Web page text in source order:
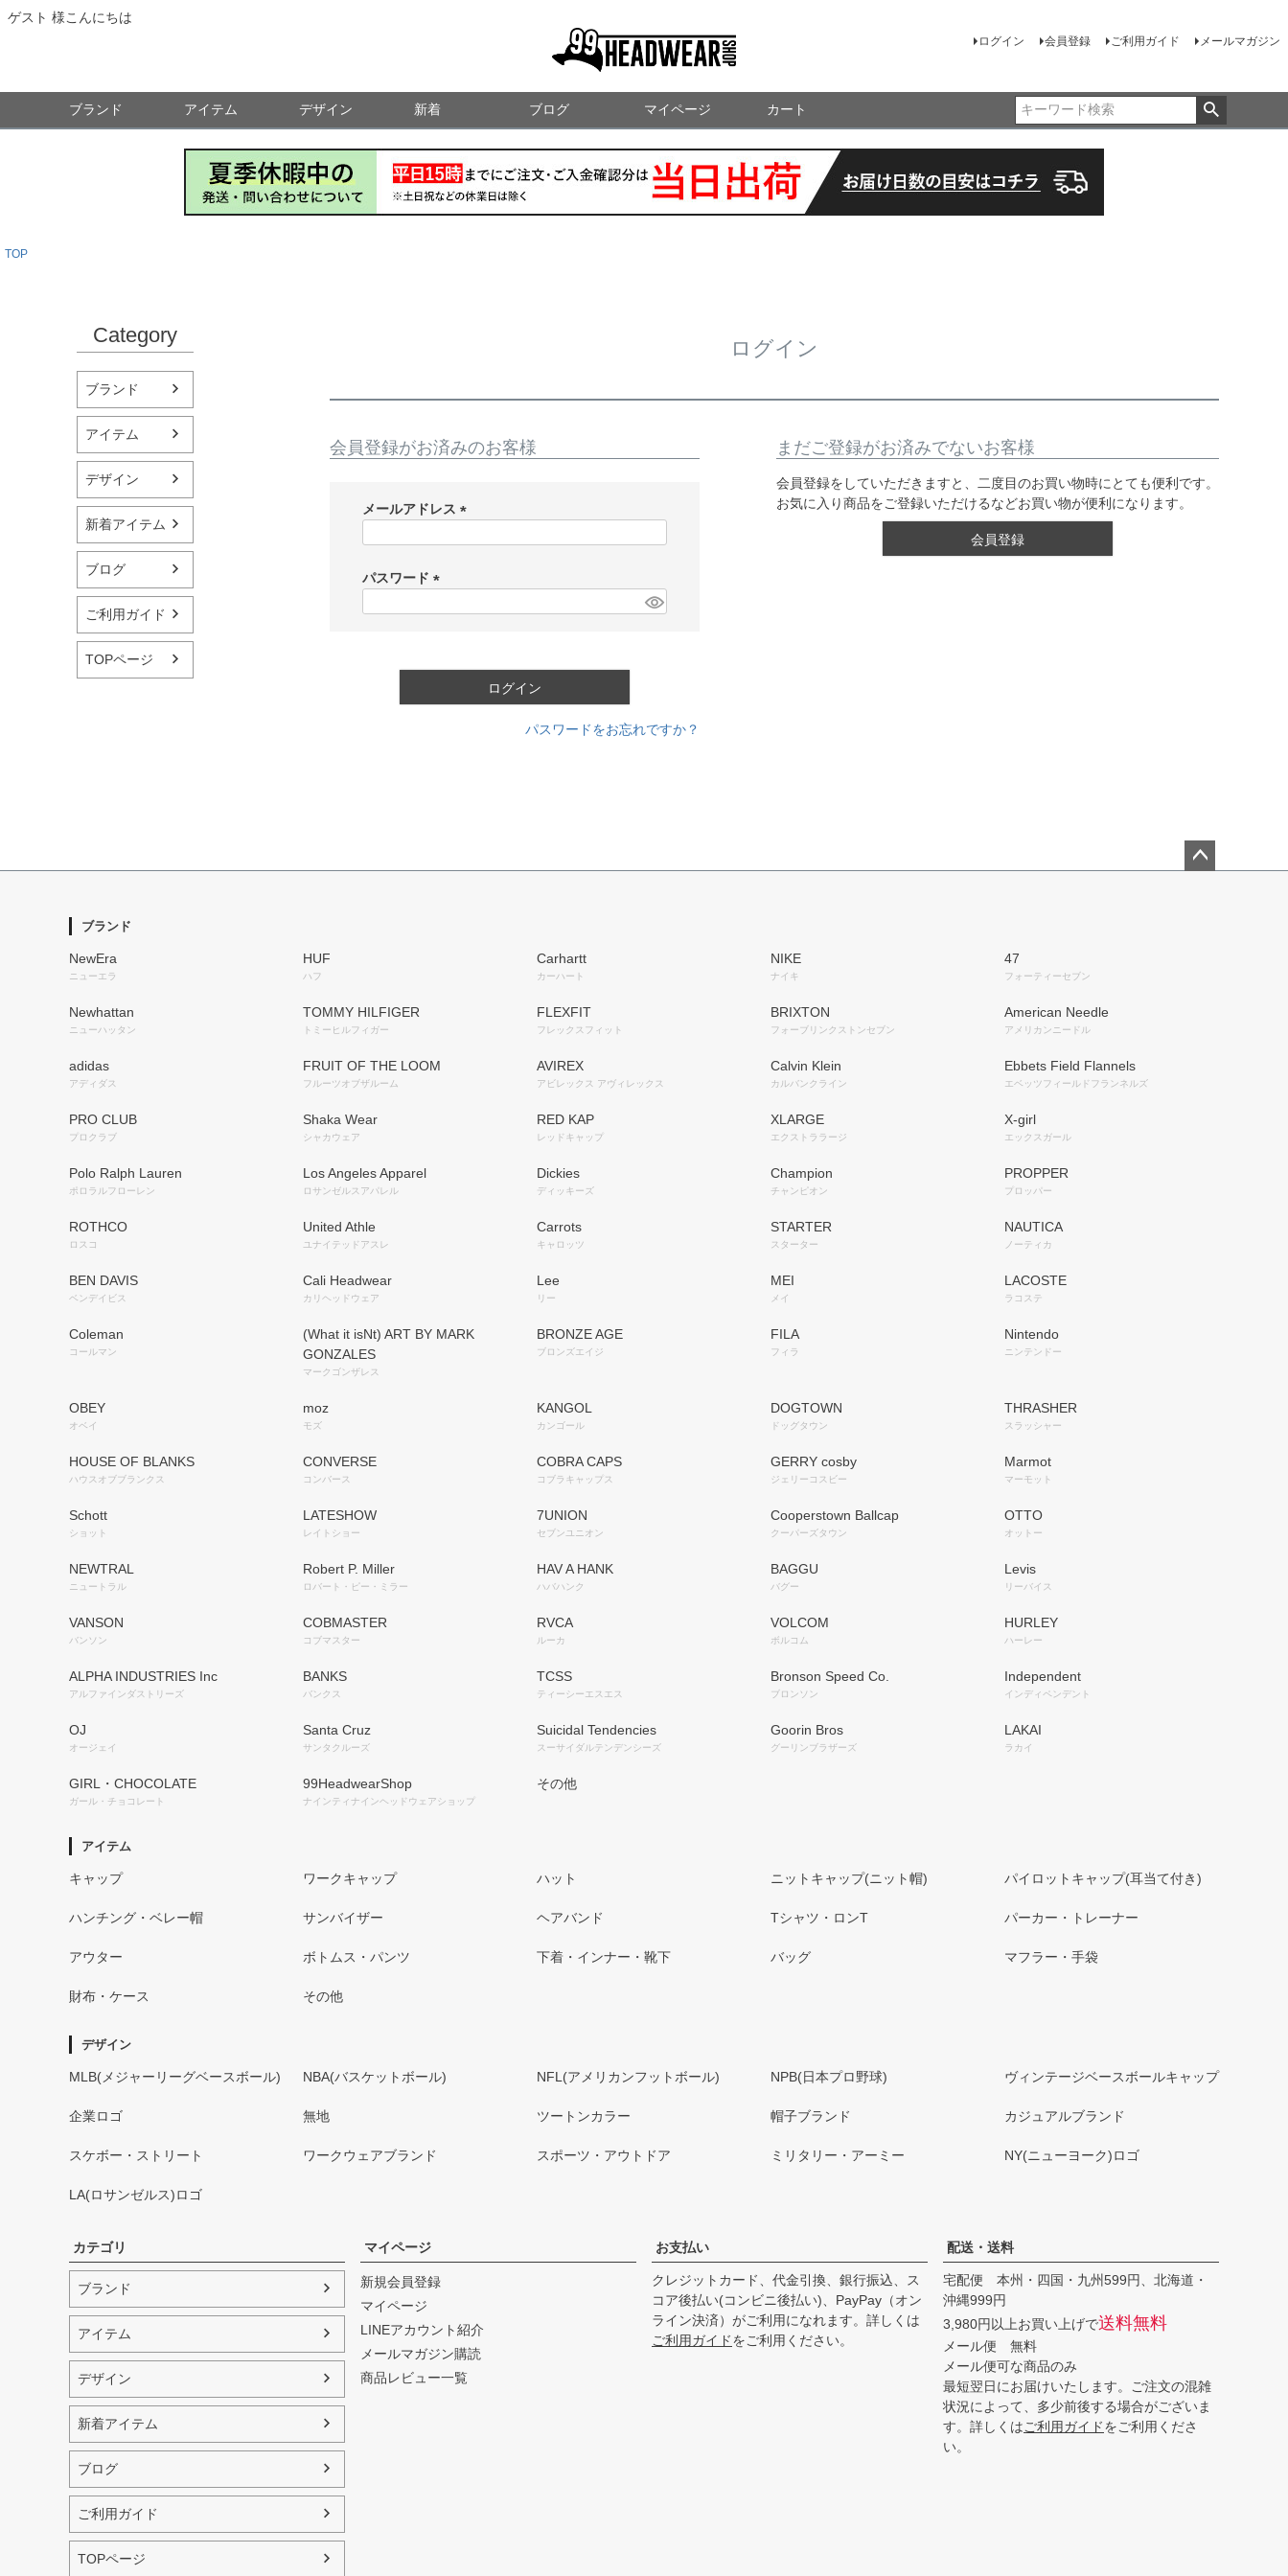
ゲスト 様こんにちは
99HEADWEARSHOP
ログイン 会員登録 ご利用ガイド メールマガジン
ブランド アイテム デザイン 新着 ブログ マイページ カート
TOP
Category
ブランド
アイテム
デザイン
新着アイテム
ブログ
ご利用ガイド
TOPページ
ログイン
会員登録がお済みのお客様
メールアドレス
)
パスワード
ログイン
パスワードをお忘れですか？
まだご登録がお済みでないお客様
会員登録をしていただきますと、二度目のお買い物時にとても便利です。
お気に入り商品をご登録いただけるなどお買い物が便利になります。
会員登録
ブランド
NewEra
ニューエラ
HUF
ハフ
Carhartt
カーハート
NIKE
ナイキ
47
フォーティーセブン
Newhattan
ニューハッタン
TOMMY HILFIGER
トミーヒルフィガー
FLEXFIT
フレックスフィット
BRIXTON
フォーブリンクストンセブン
American Needle
アメリカンニードル
adidas
アディダス
FRUIT OF THE LOOM
フルーツオブザルーム
AVIREX
アビレックス アヴィレックス
Calvin Klein
カルバンクライン
Ebbets Field Flannels
エベッツフィールドフランネルズ
PRO CLUB
プロクラブ
Shaka Wear
シャカウェア
RED KAP
レッドキャップ
XLARGE
エクストララージ
X-girl
エックスガール
Polo Ralph Lauren
ポロラルフローレン
Los Angeles Apparel
ロサンゼルスアパレル
Dickies
ディッキーズ
Champion
チャンピオン
PROPPER
プロッパー
ROTHCO
ロスコ
United Athle
ユナイテッドアスレ
Carrots
キャロッツ
STARTER
スターター
NAUTICA
ノーティカ
BEN DAVIS
ベンデイビス
Cali Headwear
カリヘッドウェア
Lee
リー
MEI
メイ
LACOSTE
ラコステ
Coleman
コールマン
(What it isNt) ART BY MARK
GONZALES
マークゴンザレス
BRONZE AGE
ブロンズエイジ
FILA
フィラ
Nintendo
ニンテンドー
OBEY
オベイ
moz
モズ
KANGOL
カンゴール
DOGTOWN
ドッグタウン
THRASHER
スラッシャー
HOUSE OF BLANKS
ハウスオブブランクス
CONVERSE
コンバース
COBRA CAPS
コブラキャップス
GERRY cosby
ジェリーコスビー
Marmot
マーモット
Schott
ショット
LATESHOW
レイトショー
7UNION
セブンユニオン
Cooperstown Ballcap
クーパーズタウン
OTTO
オットー
NEWTRAL
ニュートラル
Robert P. Miller
ロバート・ピー・ミラー
HAV A HANK
ハバハンク
BAGGU
バグー
Levis
リーバイス
VANSON
バンソン
COBMASTER
コブマスター
RVCA
ルーカ
VOLCOM
ボルコム
HURLEY
ハーレー
ALPHA INDUSTRIES Inc
アルファインダストリーズ
BANKS
バンクス
TCSS
ティーシーエスエス
Bronson Speed Co.
ブロンソン
Independent
インディペンデント
OJ
オージェイ
Santa Cruz
サンタクルーズ
Suicidal Tendencies
スーサイダルテンデンシーズ
Goorin Bros
グーリンブラザーズ
LAKAI
ラカイ
GIRL・CHOCOLATE
ガール・チョコレート
99HeadwearShop
ナインティナインヘッドウェアショップ
その他
アイテム
キャップ ワークキャップ ハット ニットキャップ(ニット帽) パイロットキャップ(耳当て付き)
ハンチング・ベレー帽 サンバイザー ヘアバンド Tシャツ・ロンT パーカー・トレーナー
アウター ボトムス・パンツ 下着・インナー・靴下 バッグ マフラー・手袋
財布・ケース その他
デザイン
MLB(メジャーリーグベースボール) NBA(バスケットボール) NFL(アメリカンフットボール) NPB(日本プロ野球) ヴィンテージベースボールキャップ
企業ロゴ 無地 ツートンカラー 帽子ブランド カジュアルブランド
スケボー・ストリート ワークウェアブランド スポーツ・アウトドア ミリタリー・アーミー NY(ニューヨーク)ロゴ
LA(ロサンゼルス)ロゴ
カテゴリ
ブランド
アイテム
デザイン
新着アイテム
ブログ
ご利用ガイド
TOPページ
マイページ
新規会員登録
マイページ
LINEアカウント紹介
メールマガジン購読
商品レビュー一覧
お支払い
クレジットカード、代金引換、銀行振込、ス
コア後払い(コンビニ後払い)、PayPay（オン
ライン決済）がご利用になれます。詳しくは
ご利用ガイドをご利用ください。
配送・送料
宅配便 本州・四国・九州599円、北海道・
沖縄999円
3,980円以上お買い上げで送料無料
メール便 無料
メール便可な商品のみ
最短翌日にお届けいたします。ご注文の混雑
状況によって、多少前後する場合がございま
す。詳しくはご利用ガイドをご利用くださ
い。